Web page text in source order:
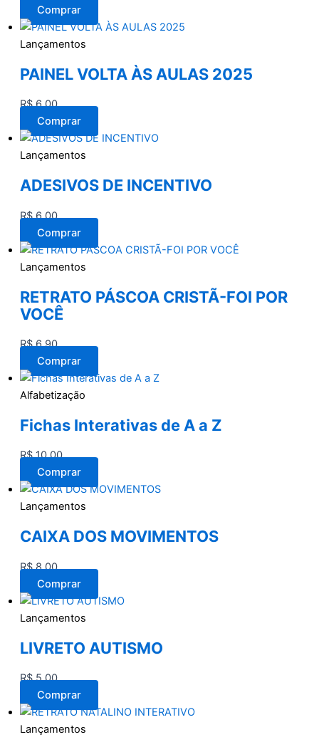
Comprar
Lançamentos
PAINEL VOLTA ÀS AULAS 2025
R$6,00
Comprar
Lançamentos
ADESIVOS DE INCENTIVO
R$6,00
Comprar
Lançamentos
RETRATO PÁSCOA CRISTÃ-FOI POR
VOCÊ
R$6,90
Comprar
Alfabetização
Fichas Interativas de A a Z
R$10,00
Comprar
Lançamentos
CAIXA DOS MOVIMENTOS
R$8,00
Comprar
Lançamentos
LIVRETO AUTISMO
R$5,00
Comprar
Lançamentos